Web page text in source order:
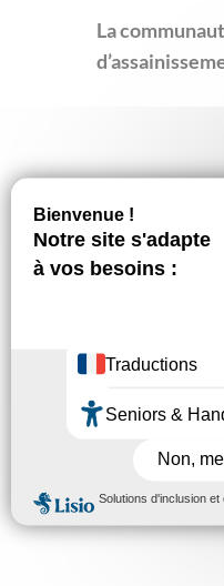
La
pratiques
la
Information